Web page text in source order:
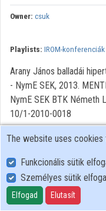
Contributors
Owner: csuk
Playlists: IROM-konferenciák
Arany János balladái
- NymE SEK, 2013.
NymE SEK BTK Németh
10/1-2010-0018
User Policy
Adatkezelési tájékoztató (en)
Cookie Policy
The website uses
Funkcionális sütik
Személyes sütik
Elfogad Elutasít